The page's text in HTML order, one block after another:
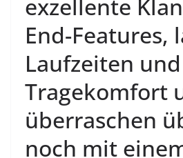
exzellente
End-Features,
Laufzeiten und
Tragekomfort
überraschen
noch mit